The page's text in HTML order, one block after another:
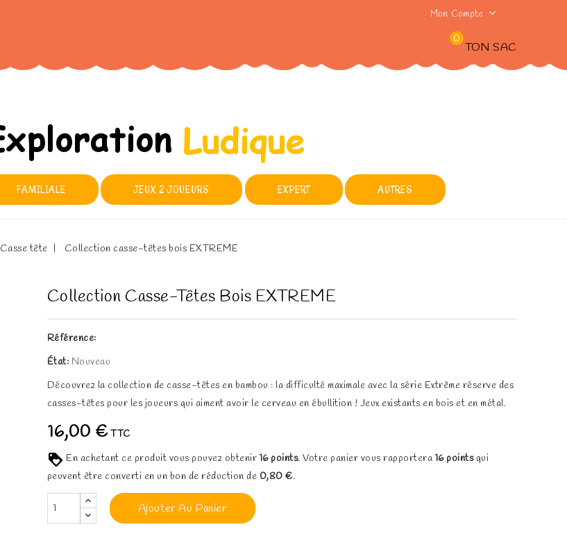
Mon Compte
TON SAC
0
FAMILIALE JEUX 2 JOUEURS EXPERT AUTRES
Casse tête Collection casse-têtes bois EXTREME
Collection Casse-Têtes Bois EXTREME
Référence:
État: Nouveau
Découvrez la collection de casse-têtes en bambou : la difficulté maximale avec la série Extrême réserve des
casses-têtes pour les joueurs qui aiment avoir le cerveau en ébullition ! Jeux existants en bois et en métal.
16,00 € TTC
En achetant ce produit vous pouvez obtenir 16 points. Votre panier vous rapportera16pointsqui
peuvent être converti en un bon de réduction de 0,80 €.
Ajouter Au Panier